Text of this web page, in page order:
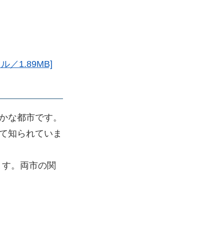
／1.89MB]
都市です。
知られていま
。両市の関